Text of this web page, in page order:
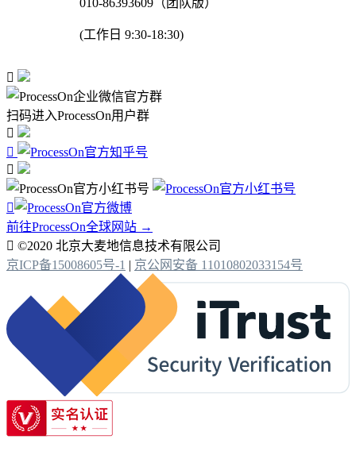
(工作日 9:30-18:30)

扫码进入ProcessOn用户群




前往ProcessOn全球网站 →
 ©2020 北京大麦地信息技术有限公司
京ICP备15008605号-1 | 京公网安备 11010802033154号